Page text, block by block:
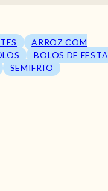
ARROZ COM
BOLOS DE FESTA
SEMIFRIO